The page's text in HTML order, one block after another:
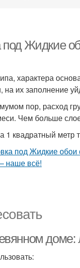
под Жидкие
характера
на их заполнение
пор, расход
Чем больше
1 квадратный метр